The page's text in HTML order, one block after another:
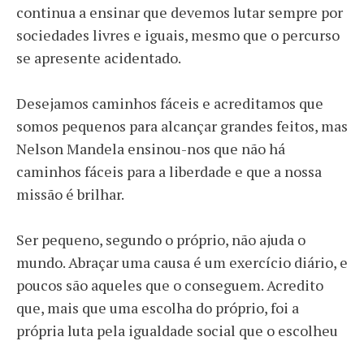
continua a ensinar que devemos lutar sempre por
sociedades livres e iguais, mesmo que o percurso
se apresente acidentado.
Desejamos caminhos fáceis e acreditamos que
somos pequenos para alcançar grandes feitos, mas
Nelson Mandela ensinou-nos que não há
caminhos fáceis para a liberdade e que a nossa
missão é brilhar.
Ser pequeno, segundo o próprio, não ajuda o
mundo. Abraçar uma causa é um exercício diário, e
poucos são aqueles que o conseguem. Acredito
que, mais que uma escolha do próprio, foi a
própria luta pela igualdade social que o escolheu